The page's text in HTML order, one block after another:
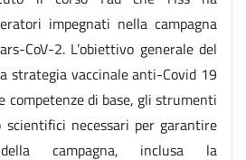
impegnati nella campagna
CoV-2. L’obiettivo generale del
strategia vaccinale anti-Covid 19
competenze di base, gli strumenti
necessari per garantire
campagna, inclusa la